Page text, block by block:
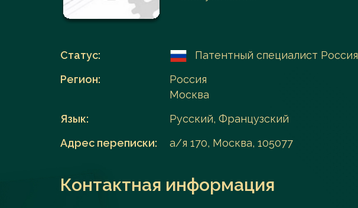
Перейти в каталог
Статус:
Патентный специалист Россия
Регион:
Россия
Москва
Язык:
Русский, Французский
Адрес переписки:
а/я 170, Москва, 105077
Контактная информация